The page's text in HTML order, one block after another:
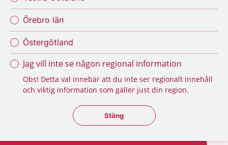
Örebro län
Östergötland
Jag vill inte se någon regional information
Obs! Detta val innebär att du inte ser regionalt innehåll
och viktig information som gäller just din region.
Stäng regionsväljaren
Stäng